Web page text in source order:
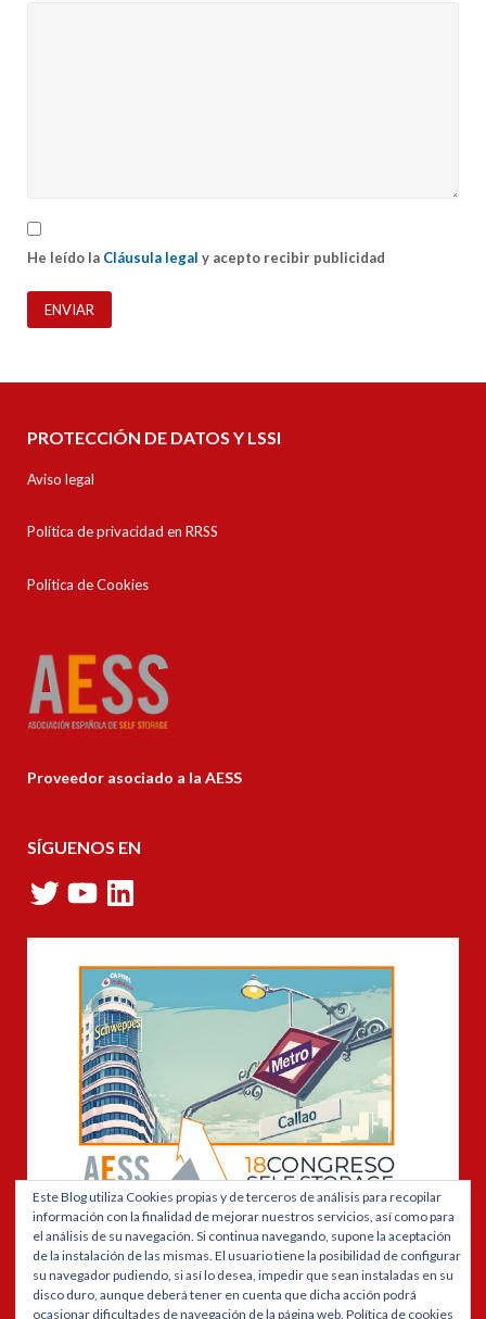
He leído la Cláusula legal y acepto recibir publicidad
PROTECCIÓN DE DATOS Y LSSI
Aviso legal
Política de privacidad en RRSS
Política de Cookies
Proveedor asociado a la AESS
SÍGUENOS EN
TwitterYouTubeLinkedIn
Patrocinador de la Feria anual de Proveedores de la AESS
Este Blog utiliza Cookies propias y de terceros de análisis para recopilar
información con la finalidad de mejorar nuestros servicios, así como para
el análisis de su navegación. Si continua navegando, supone la aceptación
de la instalación de las mismas. El usuario tiene la posibilidad de configurar
su navegador pudiendo, si así lo desea, impedir que sean instaladas en su
disco duro, aunque deberá tener en cuenta que dicha acción podrá
ocasionar dificultades de navegación de la página web. Política de cookies